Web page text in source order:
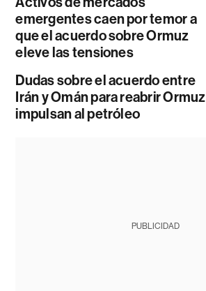
emergentes caen por temor a
que el acuerdo sobre Ormuz
eleve las tensiones
Dudas sobre el acuerdo entre
Irán y Omán para reabrir Ormuz
impulsan al petróleo
PUBLICIDAD